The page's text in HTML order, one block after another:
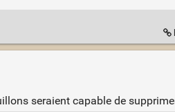
seraient capable de